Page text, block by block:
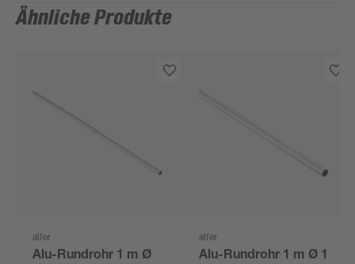
Ähnliche Produkte
alfer
Alu-Rundrohr 1 m Ø
alfer
Alu-Rundrohr 1 m Ø 1